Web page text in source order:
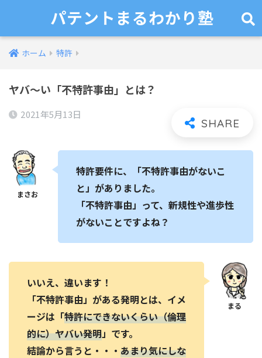
パテントまるわかり塾
ホーム 特許
ヤバ～い「不特許事由」とは？
2021年5月13日
特許要件に、「不特許事由がないこ
と」がありました。
「不特許事由」って、 新規性や進歩性
がないことですよね？
いいえ、違います！
「不特許事由」がある発明とは、イメ
ージは「特許にできないくらい（倫理
的に）ヤバい発明」です。
結論から言うと・・・ あまり気にしな